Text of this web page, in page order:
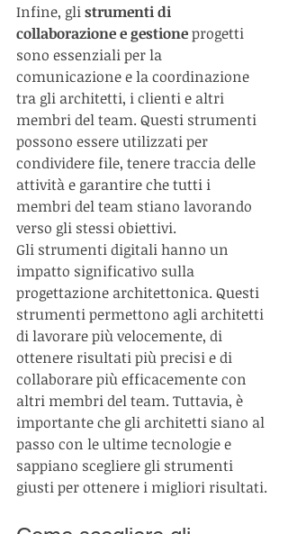
Infine, gli strumenti di
collaborazione e gestione progetti
sono essenziali per la
comunicazione e la coordinazione
tra gli architetti, i clienti e altri
membri del team. Questi strumenti
possono essere utilizzati per
condividere file, tenere traccia delle
attività e garantire che tutti i
membri del team stiano lavorando
verso gli stessi obiettivi.
Gli strumenti digitali hanno un
impatto significativo sulla
progettazione architettonica. Questi
strumenti permettono agli architetti
di lavorare più velocemente, di
ottenere risultati più precisi e di
collaborare più efficacemente con
altri membri del team. Tuttavia, è
importante che gli architetti siano al
passo con le ultime tecnologie e
sappiano scegliere gli strumenti
giusti per ottenere i migliori risultati.